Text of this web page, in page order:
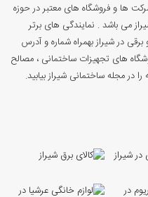
ها و فروشگاه های معتبر در حوزه
می باشد . نمایندگی های برتر
در شیراز بهمراه شماره و آدرس
های تجهیزات ساختمانی ، مصالح
در مجله ساختمانی شیراز بیابید.